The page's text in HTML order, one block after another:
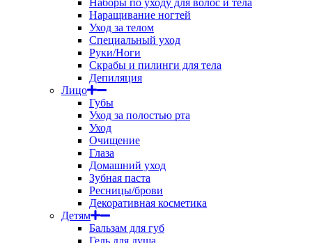
Наборы по уходу для волос и тела
Наращивание ногтей
Уход за телом
Специальный уход
Руки/Ноги
Скрабы и пилинги для тела
Депиляция
Лицо
Губы
Уход за полостью рта
Уход
Очищение
Глаза
Домашний уход
Зубная паста
Ресницы/брови
Декоративная косметика
Детям
Бальзам для губ
Гель для душа